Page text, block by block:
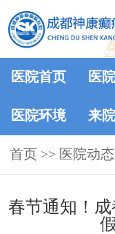
医院首页 医
医院环境 来
首页 >> 医院动态
春节通知！